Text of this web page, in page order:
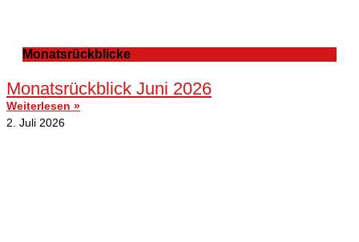
Monatsrückblicke
Monatsrückblick Juni 2026
Weiterlesen »
2. Juli 2026